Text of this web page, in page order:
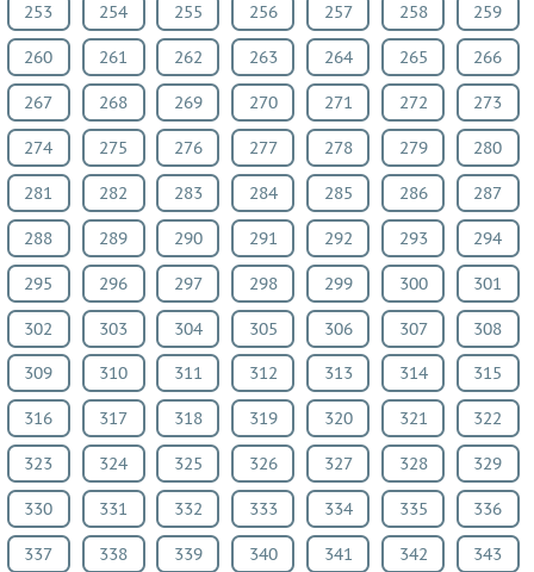
253 254 255 256 257 258 259
260 261 262 263 264 265 266
267 268 269 270 271 272 273
274 275 276 277 278 279 280
281 282 283 284 285 286 287
288 289 290 291 292 293 294
295 296 297 298 299 300 301
302 303 304 305 306 307 308
309 310 311 312 313 314 315
316 317 318 319 320 321 322
323 324 325 326 327 328 329
330 331 332 333 334 335 336
337 338 339 340 341 342 343